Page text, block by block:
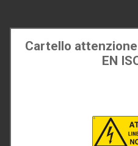
Cartello
EN